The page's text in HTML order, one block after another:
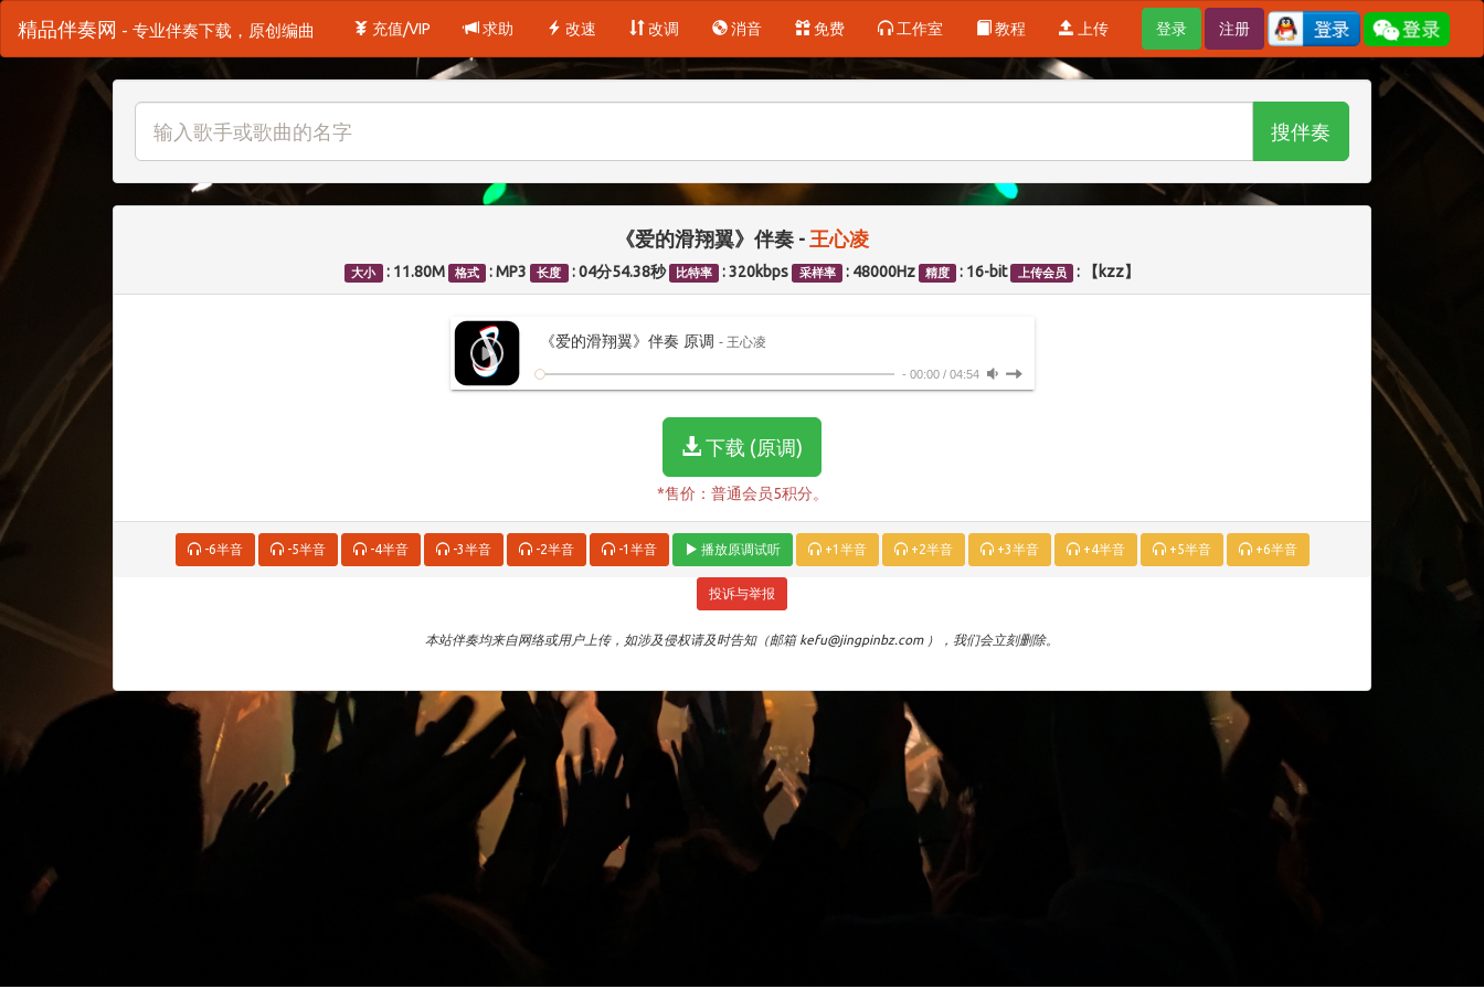
精品伴奏网 - 专业伴奏下载，原创编曲 登录 注册
充值/VIP 求助 改速 改调 消音 免费 工作室 教程 上传
搜伴奏
《爱的滑翔翼》伴奏 - 王心凌
大小 : 11.80M 格式 : MP3 长度 : 04分54.38秒 比特率 : 320kbps 采样率 : 48000Hz 精度 : 16-bit 上传会员 : 【kzz】
《爱的滑翔翼》伴奏 原调 - 王心凌
- 00:00/ 04:54
下载 (原调)
*售价：普通会员5积分。
-6半音 -5半音 -4半音 -3半音 -2半音 -1半音 播放原调试听 +1半音 +2半音 +3半音 +4半音 +5半音 +6半音
投诉与举报
本站伴奏均来自网络或用户上传，如涉及侵权请及时告知（邮箱 kefu@jingpinbz.com ），我们会立刻删除。